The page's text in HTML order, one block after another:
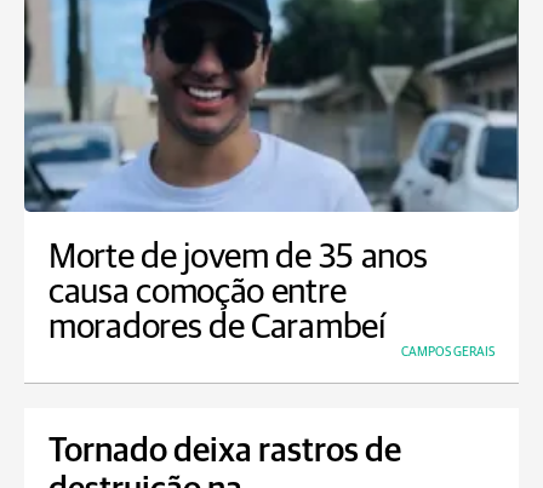
Morte de jovem de 35 anos
causa comoção entre
moradores de Carambeí
CAMPOS GERAIS
Tornado deixa rastros de